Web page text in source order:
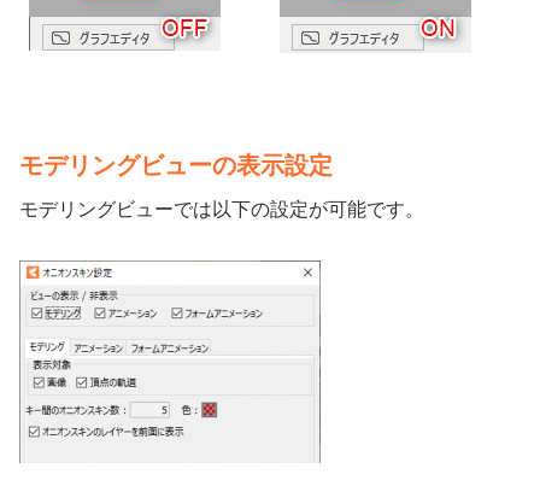
モデリングビューの表示設定
モデリングビューでは以下の設定が可能です。